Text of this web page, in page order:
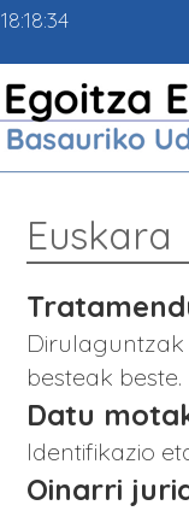
18:18:34
Euskara
besteak beste.
Datu
Identifikazio
Oinarri